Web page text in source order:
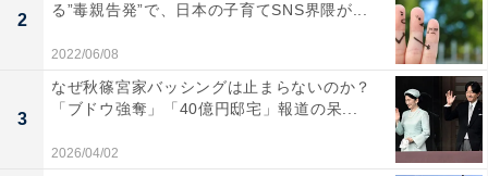
2
る”毒親告発”で、日本の子育てSNS界隈が...
2022/06/08
3
なぜ秋篠宮家バッシングは止まらないのか？
「ブドウ強奪」「40億円邸宅」報道の呆...
2026/04/02